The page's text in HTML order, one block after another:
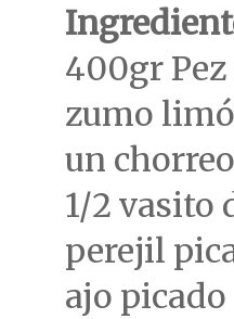
400gr Pez
zumo
un
1/2 vasito
perejil
ajo picado